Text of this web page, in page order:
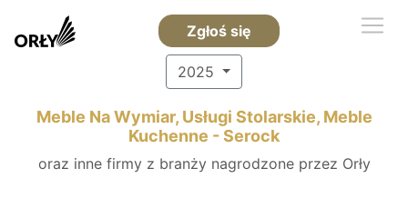
Zgłoś się
2025
Meble Na Wymiar, Usługi Stolarskie, Meble
Kuchenne - Serock
oraz inne firmy z branży nagrodzone przez Orły